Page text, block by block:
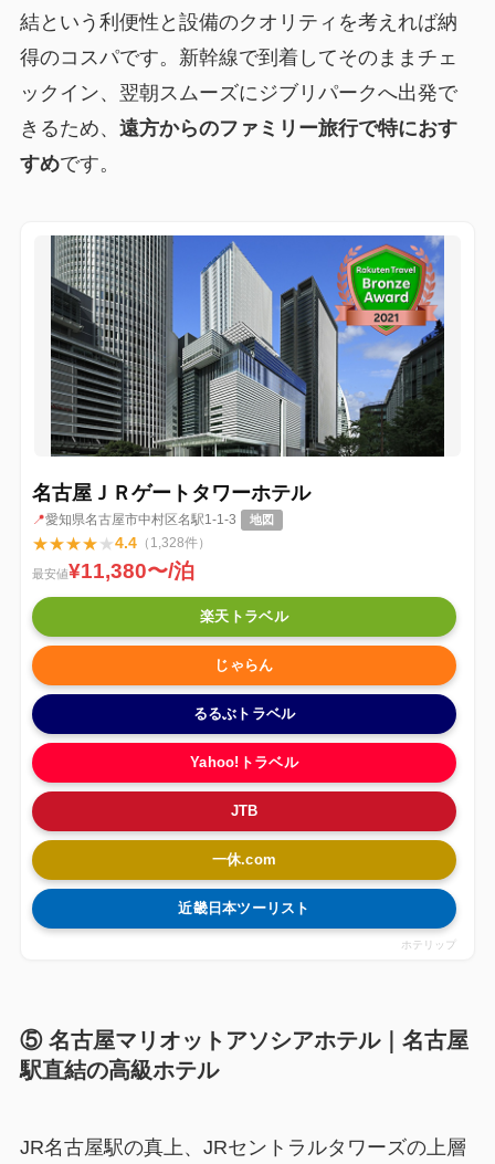
結という利便性と設備のクオリティを考えれば納
得のコスパです。新幹線で到着してそのままチェ
ックイン、翌朝スムーズにジブリパークへ出発で
きるため、 遠方からのファミリー旅行で特におす
すめです。
名古屋ＪＲゲートタワーホテル
📍愛知県名古屋市中村区名駅1-1-3 地図
★★★★★4.4（1,328件）
最安値¥11,380〜/泊
楽天トラベル
じゃらん
るるぶトラベル
Yahoo!トラベル
JTB
一休.com
近畿日本ツーリスト
ホテリップ
⑤ 名古屋マリオットアソシアホテル｜名古屋
駅直結の高級ホテル
JR名古屋駅の真上、JRセントラルタワーズの上層